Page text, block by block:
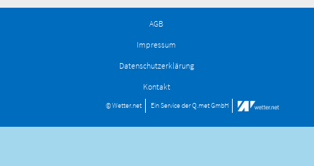
AGB
Impressum
Datenschutzerklärung
Kontakt
© Wetter.net Ein Service derQ.met GmbH